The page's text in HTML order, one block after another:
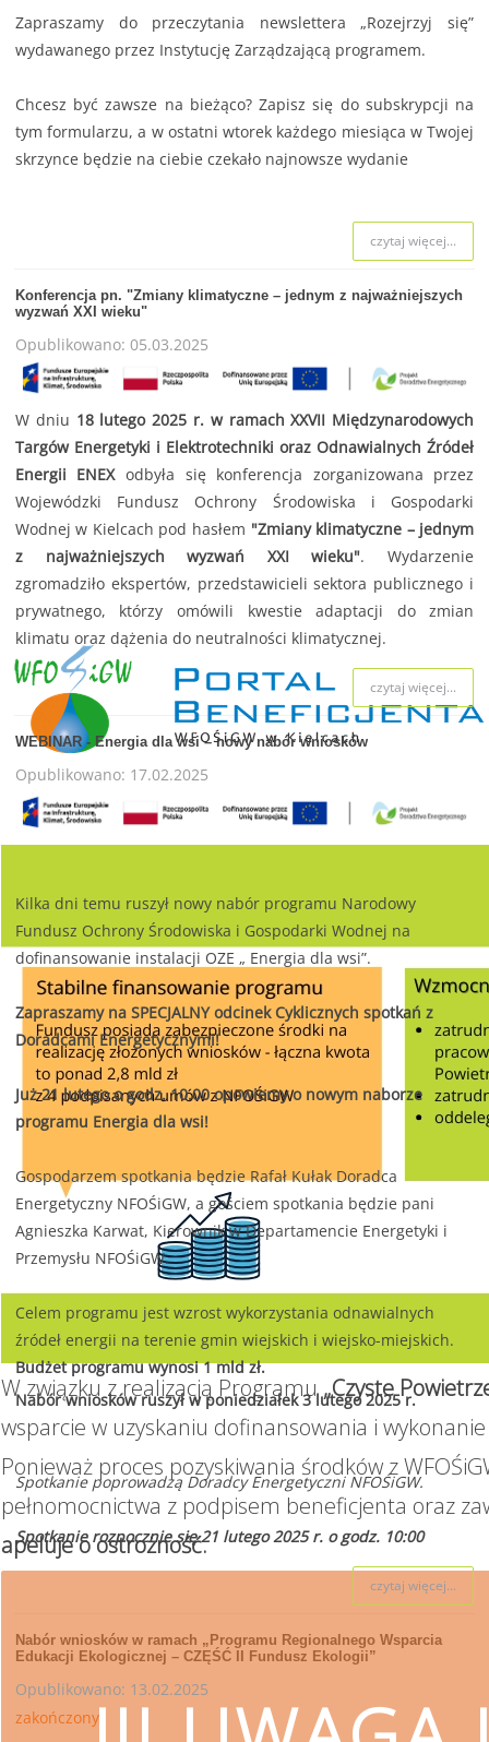
W związku z realizacją Programu„Czyste
wsparcie w uzyskaniu dofinansowania i
Ponieważ proces pozyskiwania środków z
pełnomocnictwa z podpisem beneficjenta oraz
apeluje o ostrożność.
Zapraszamy do przeczytania newslettera„Rozejrzyj się”
wydawanego przez Instytucję Zarządzającą programem.
Chcesz być zawsze na bieżąco? Zapisz się do subskrypcji na
tym formularzu, a w ostatni wtorek każdego miesiąca w Twojej
skrzynce będzie na ciebie czekało najnowsze wydanie
czytaj więcej...
Konferencja pn. "Zmiany klimatyczne – jednym z najważniejszych
wyzwań XXI wieku"
Opublikowano: 05.03.2025
W dniu 18 lutego 2025 r. w ramach XXVII Międzynarodowych
Targów Energetyki i Elektrotechniki oraz Odnawialnych Źródeł
Energii ENEXodbyła się konferencja zorganizowana przez
Wojewódzki Fundusz Ochrony Środowiska i Gospodarki
Wodnej w Kielcach pod hasłem "Zmiany klimatyczne – jednym
z najważniejszych wyzwań XXI wieku". Wydarzenie
zgromadziło ekspertów, przedstawicieli sektora publicznego i
prywatnego, którzy omówili kwestie adaptacji do zmian
klimatu oraz dążenia do neutralności klimatycznej.
czytaj więcej...
WEBINAR - Energia dla wsi – nowy nabór wniosków
Opublikowano: 17.02.2025
Kilka dni temu ruszył nowy nabór programu Narodowy
Fundusz Ochrony Środowiska i Gospodarki Wodnej na
dofinansowanie instalacji OZE „ Energia dla wsi”.
Zapraszamy na SPECJALNY odcinek Cyklicznych spotkań z
Doradcami Energetycznymi!
Już 21 lutego o godz. 10.00 opowiemy o nowym naborze
programu Energia dla wsi!
Gospodarzem spotkania będzie Rafał Kułak Doradca
Energetyczny NFOŚiGW, a gościem spotkania będzie pani
Agnieszka Karwat, Kierownik w Departamencie Energetyki i
Przemysłu NFOŚiGW.
Celem programu jest wzrost wykorzystania odnawialnych
źródeł energii na terenie gmin wiejskich i wiejsko-miejskich.
Budżet programu wynosi 1 mld zł.
Nabór wniosków ruszył w poniedziałek 3 lutego 2025 r.
Spotkanie poprowadzą Doradcy Energetyczni NFOŚiGW.
Spotkanie rozpocznie się 21 lutego 2025 r. o godz. 10:00
czytaj więcej...
Nabór wniosków w ramach „Programu Regionalnego Wsparcia
Edukacji Ekologicznej – CZĘŚĆ II Fundusz Ekologii”
Opublikowano: 13.02.2025
zakończony